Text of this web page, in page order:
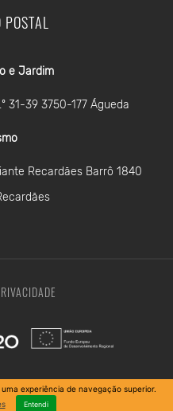
POSTAL
e Jardim
31-39 3750-177 Águeda
Recardães Barrô 1840
SCVouga
experiência de navegação superior.
Entendi